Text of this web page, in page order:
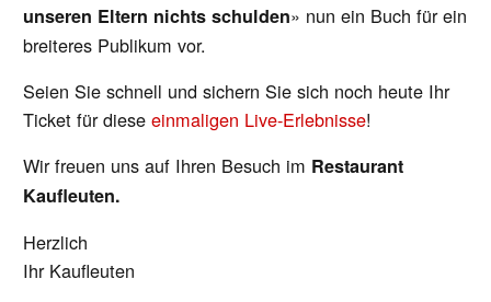
unseren Eltern nichts schulden» nun ein Buch für ein
breiteres Publikum vor.
Seien Sie schnell und sichern Sie sich noch heute Ihr
Ticket für dieseeinmaligen Live-Erlebnisse!
Wir freuen uns auf Ihren Besuch im Restaurant
Kaufleuten.
Herzlich
Ihr Kaufleuten